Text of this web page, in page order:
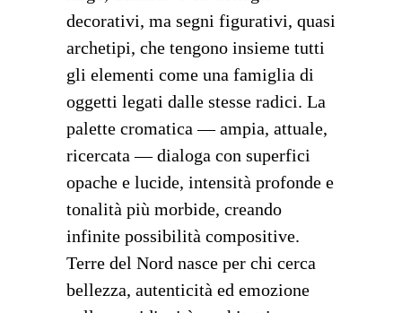
decorativi, ma segni figurativi, quasi
archetipi, che tengono insieme tutti
gli elementi come una famiglia di
oggetti legati dalle stesse radici. La
palette cromatica — ampia, attuale,
ricercata — dialoga con superfici
opache e lucide, intensità profonde e
tonalità più morbide, creando
infinite possibilità compositive.
Terre del Nord nasce per chi cerca
bellezza, autenticità ed emozione